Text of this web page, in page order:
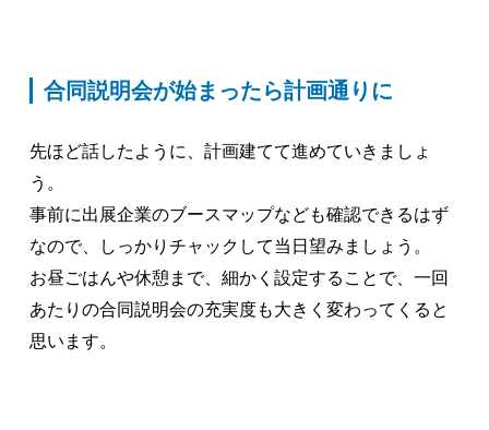
合同説明会が始まったら計画通りに
先ほど話したように、計画建てて進めていきましょ
う。
事前に出展企業のブースマップなども確認できるはず
なので、しっかりチャックして当日望みましょう。
お昼ごはんや休憩まで、細かく設定することで、一回
あたりの合同説明会の充実度も大きく変わってくると
思います。